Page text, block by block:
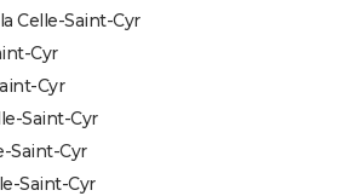
Celle-Saint-Cyr
Cyr
Cyr
Saint-Cyr
Saint-Cyr
Saint-Cyr